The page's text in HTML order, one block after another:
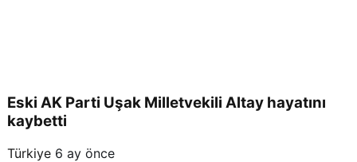
Eski AK Parti Uşak Milletvekili Altay hayatını
kaybetti
Türkiye 6 ay önce